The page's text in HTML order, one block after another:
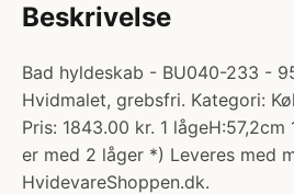
Beskrivelse
Bad hyldeskab - BU040-233 -
Hvidmalet, grebsfri. Kategori:
Pris: 1843.00 kr. 1
er med 2 låger *) Leveres med
HvidevareShoppen.dk.